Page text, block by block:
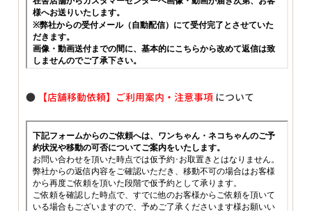
● 【店舗移動依頼】ご利用案内・注意事項 について